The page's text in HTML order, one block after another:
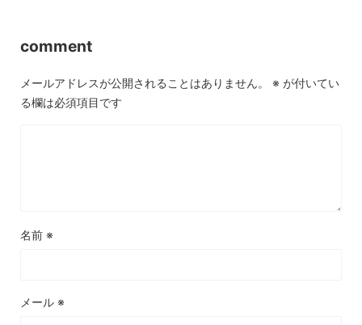
comment
メールアドレスが公開されることはありません。 ※ が付いてい
る欄は必須項目です
名前 ※
メール ※